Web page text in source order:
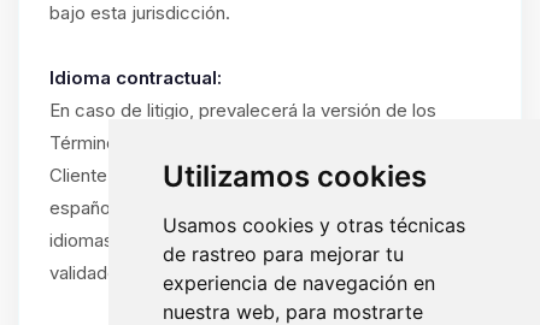
Utilizamos cookies
Usamos cookies y otras técnicas
de rastreo para mejorar tu
experiencia de navegación en
nuestra web, para mostrarte
bajo esta jurisdicción.
Idioma contractual:
En caso de litigio, prevalecerá la versión de los
Términos y Condiciones en el idioma utilizado por el
Cliente durante la suscripción (francés, inglés o
español). Si el Cliente ha utilizado el sitio en varios
idiomas, prevalecerá el idioma del último pedido
validado.